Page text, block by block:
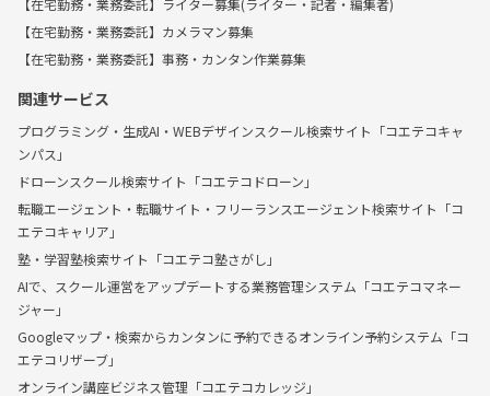
【在宅勤務・業務委託】ライター募集(ライター・記者・編集者)
【在宅勤務・業務委託】カメラマン募集
【在宅勤務・業務委託】事務・カンタン作業募集
関連サービス
プログラミング・生成AI・WEBデザインスクール検索サイト「コエテコキャ
ンパス」
ドローンスクール検索サイト「コエテコドローン」
転職エージェント・転職サイト・フリーランスエージェント検索サイト「コ
エテコキャリア」
塾・学習塾検索サイト「コエテコ塾さがし」
AIで、スクール運営をアップデートする業務管理システム「コエテコマネー
ジャー」
Googleマップ・検索からカンタンに予約できるオンライン予約システム「コ
エテコリザーブ」
オンライン講座ビジネス管理「コエテコカレッジ」